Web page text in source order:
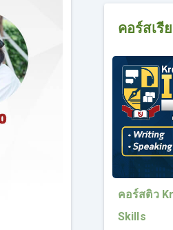
คอร์สเรี
คอร์สติว
Skills